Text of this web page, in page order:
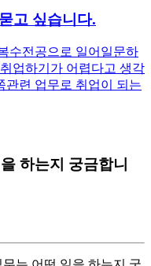
고 싶습니다.
수전공으로 일어일문하
업하기가 어렵다고 생각
관련 업무로 취업이 되는
하는지 궁금합니